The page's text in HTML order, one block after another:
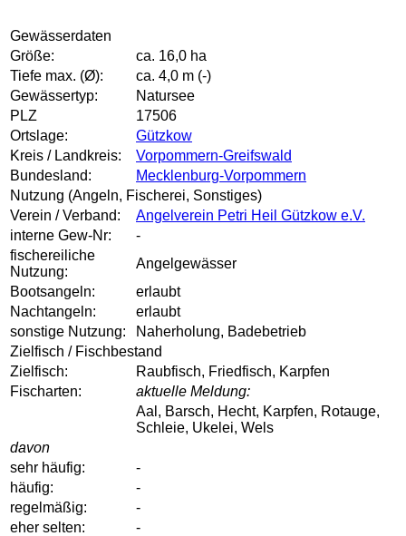
Gewässerdaten
Größe:
ca. 16,0 ha
Tiefe max. (Ø):
ca. 4,0 m (-)
Gewässertyp:
Natursee
PLZ
17506
Ortslage:
Gützkow
Kreis / Landkreis:
Vorpommern-Greifswald
Bundesland:
Mecklenburg-Vorpommern
Nutzung (Angeln, Fischerei, Sonstiges)
Verein / Verband:
Angelverein Petri Heil Gützkow e.V.
interne Gew-Nr:
-
fischereiliche
Nutzung:
Angelgewässer
Bootsangeln:
erlaubt
Nachtangeln:
erlaubt
sonstige Nutzung:
Naherholung, Badebetrieb
Zielfisch / Fischbestand
Zielfisch:
Raubfisch, Friedfisch, Karpfen
Fischarten:
aktuelle Meldung:
Aal, Barsch, Hecht, Karpfen, Rotauge,
Schleie, Ukelei, Wels
davon
sehr häufig:
-
häufig:
-
regelmäßig:
-
eher selten:
-